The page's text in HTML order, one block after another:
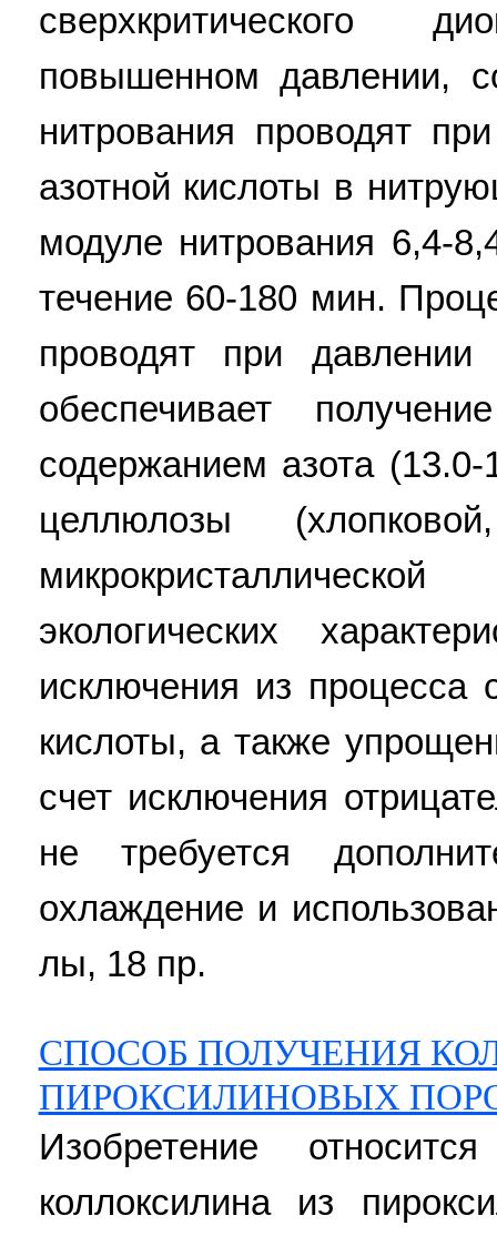
сверхкритического
повышенном давлении,
нитрования проводят
азотной кислоты в
модуле нитрования 6,4-
течение 60-180 мин.
проводят при
обеспечивает
содержанием азота
целлюлозы
экологических
исключения из процесса
кислоты, а также
счет исключения
не требуется
охлаждение и
лы, 18 пр.
СПОСОБ ПОЛУЧЕНИЯ
ПИРОКСИЛИНОВЫХ
Изобретение
коллоксилина из